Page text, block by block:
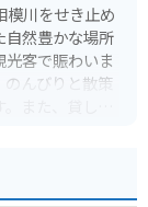
模川をせき止め
自然豊かな場所
客で賑わいま
のんびりと散策
また、貸しボ
ることができ
あるので、休